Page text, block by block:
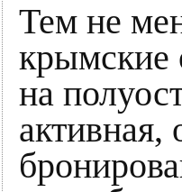
Тем не
крымские
на